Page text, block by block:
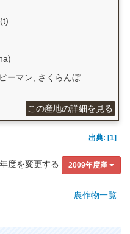
ーマン, さくらんぼ
この産地の詳細を見る
出典: [1]
年度を変更する 2009年度産
農作物一覧